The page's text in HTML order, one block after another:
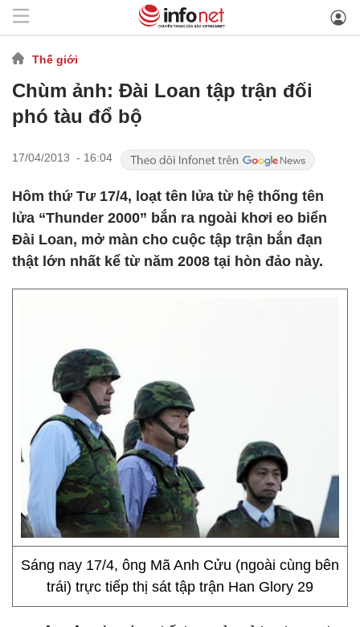
Thế giới
Chùm ảnh: Đài Loan tập trận đối
phó tàu đổ bộ
17/04/2013 - 16:04
Hôm thứ Tư 17/4, loạt tên lửa từ hệ thống tên
lửa “Thunder 2000” bắn ra ngoài khơi eo biển
Đài Loan, mở màn cho cuộc tập trận bắn đạn
thật lớn nhất kể từ năm 2008 tại hòn đảo này.
Sáng nay 17/4, ông Mã Anh Cửu (ngoài cùng bên
trái) trực tiếp thị sát tập trận Han Glory 29